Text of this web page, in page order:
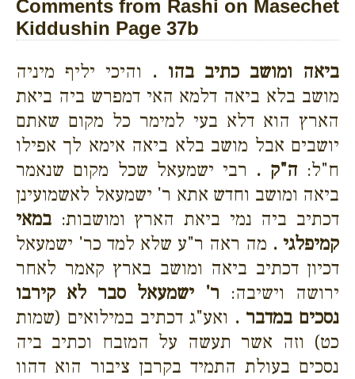
Comments from Rashi on Masechet
Kiddushin Page 37b
ביאה ומושב כתיב בהו . והיכי יליף מיניה
מושב בלא ביאה דלמא האי דמפרש ביה ביאת
הארץ הוא דלא בעי למימר כל מקום שאתם
יושבים אבל מושב בלא ביאה אימא לך אפילו
ח"ל: ה"ק . רבי ישמעאל שכל מקום שנאמר
ביאה ומושב וחדש אתא ר' ישמעאל לאשמועינן
דכתיב ביה נמי ביאת הארץ ומושבות: במאי
קמיפלגי . מה ראה ר"ע שלא למד כר' ישמעאל
דכיון דכתיב ביאה ומושב בארץ קאמר לאחר
ירושה וישיבה: ר' ישמעאל סבר לא קירבו
נסכים במדבר . ואע"ג דכתיב במילואים (שמות
כט) וזה אשר תעשה על המזבח וכתיב ביה
נסכים בעולת התמיד בקרבן ציבור הוא דהוו